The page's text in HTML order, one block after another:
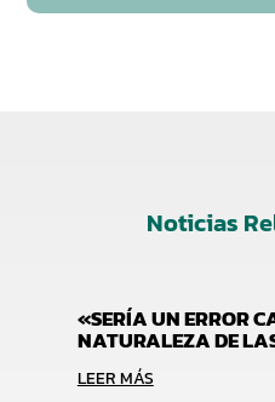
Noticias
«SERÍA UN ERROR
NATURALEZA DE
LEER MÁS